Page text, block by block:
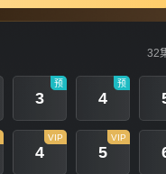
32
3
预
4
预
4
VIP
5
VIP